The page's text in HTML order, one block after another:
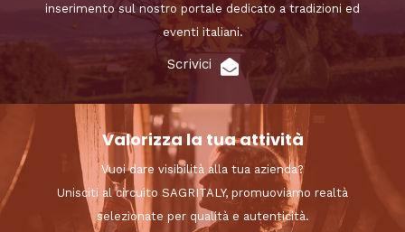
inserimento sul nostro portale dedicato a tradizioni ed
eventi italiani.
Scrivici
Valorizza la tua attività
Vuoi dare visibilità alla tua azienda?
Unisciti al circuito SAGRITALY, promuoviamo realtà
selezionate per qualità e autenticità.